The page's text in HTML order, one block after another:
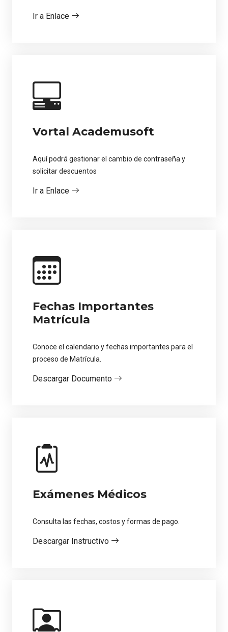
Ir a Enlace
Vortal Academusoft
Aquí podrá gestionar el cambio de contraseña y
solicitar descuentos
Ir a Enlace
Fechas Importantes
Matrícula
Conoce el calendario y fechas importantes para el
proceso de Matrícula.
Descargar Documento
Exámenes Médicos
Consulta las fechas, costos y formas de pago.
Descargar Instructivo